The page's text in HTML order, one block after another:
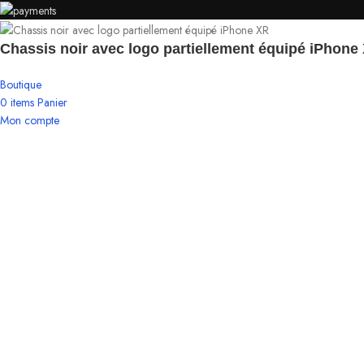
Chassis noir avec logo partiellement équipé iPhone
Boutique
0 items Panier
Mon compte